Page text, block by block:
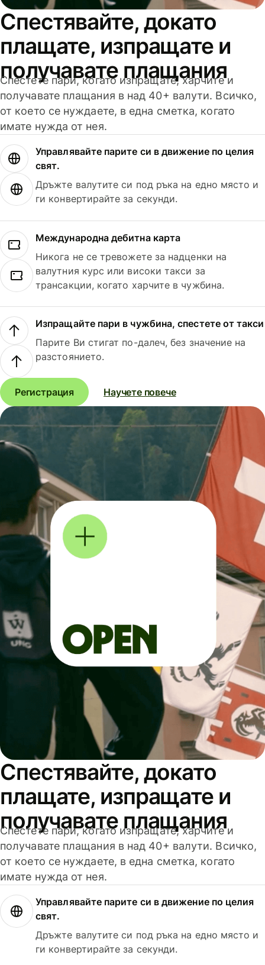
Спестявайте, докато
плащате, изпращате и
получавате плащания
Спестете пари, когато изпращате, харчите и
получавате плащания в над 40+ валути. Всичко,
от което се нуждаете, в една сметка, когато
имате нужда от нея.
Управлявайте парите си в движение по целия
свят.
Дръжте валутите си под ръка на едно място и
ги конвертирайте за секунди.
Международна дебитна карта
Никога не се тревожете за надценки на
валутния курс или високи такси за
трансакции, когато харчите в чужбина.
Изпращайте пари в чужбина, спестете от такси
Парите Ви стигат по-далеч, без значение на
разстоянието.
Регистрация Научете повече
Спестявайте, докато
плащате, изпращате и
получавате плащания
Спестете пари, когато изпращате, харчите и
получавате плащания в над 40+ валути. Всичко,
от което се нуждаете, в една сметка, когато
имате нужда от нея.
Управлявайте парите си в движение по целия
свят.
Дръжте валутите си под ръка на едно място и
ги конвертирайте за секунди.